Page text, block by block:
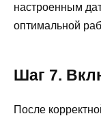
настроенным
оптимальной
Шаг 7.
После